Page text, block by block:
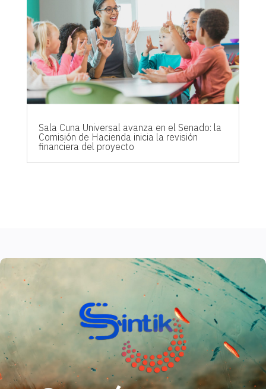
Sala Cuna Universal avanza en el Senado: la
Comisión de Hacienda inicia la revisión
financiera del proyecto